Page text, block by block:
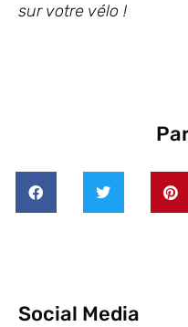
sur votre vélo !
Social Media